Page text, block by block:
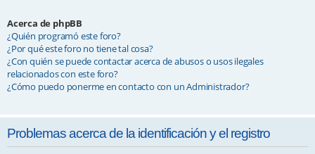
Acerca de phpBB
¿Quién programó este foro?
¿Por qué este foro no tiene tal cosa?
¿Con quién se puede contactar acerca de abusos o usos ilegales
relacionados con este foro?
¿Cómo puedo ponerme en contacto con un Administrador?
Problemas acerca de la identificación y el registro